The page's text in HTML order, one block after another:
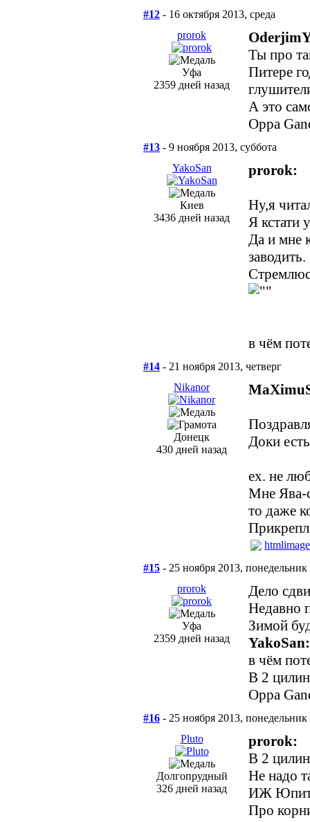
#12 - 16 октября 2013, среда
prorok
Уфа
2359 дней назад
Ты про
Питере
А это
Oppa
#13 - 9 ноября 2013, суббота
YakoSan
Киев
3436 дней назад
prorok:
Ну,я
Я кстати
Да и мне
заводить.
в чём
#14 - 21 ноября 2013, четверг
Nikanor
Донецк
430 дней назад
Доки
ех. не
Мне Ява-
то даже
#15 - 25 ноября 2013, понедельник
prorok
Уфа
2359 дней назад
Дело
Недавно
Зимой
YakoSan:
в чём
В 2
Oppa
#16 - 25 ноября 2013, понедельник
Pluto
Долгопрудный
326 дней назад
prorok:
В 2
Не надо
ИЖ
Про